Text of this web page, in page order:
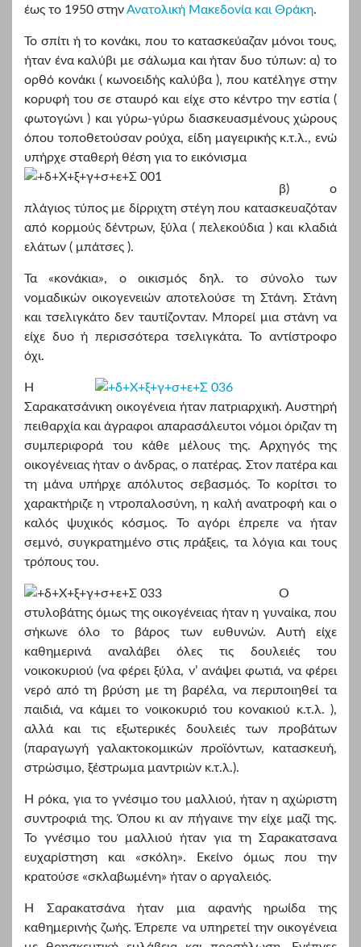
έως το 1950 στηνΑνατολική Μακεδονία και Θράκη.
Το σπίτι ή το κονάκι, που το κατασκεύαζαν μόνοι τους,
ήταν ένα καλύβι με σάλωμα και ήταν δυο τύπων: α) το
ορθό κονάκι ( κωνοειδής καλύβα ), που κατέληγε στην
κορυφή του σε σταυρό και είχε στο κέντρο την εστία (
φωτογώνι ) και γύρω-γύρω διασκευασμένους χώρους
όπου τοποθετούσαν ρούχα, είδη μαγειρικής κ.τ.λ., ενώ
υπήρχε σταθερή θέση για το εικόνισμα
β) ο
πλάγιος τύπος με δίρριχτη στέγη που κατασκευαζόταν
από κορμούς δέντρων, ξύλα ( πελεκούδια ) και κλαδιά
ελάτων ( μπάτσες ).
Τα «κονάκια», ο οικισμός δηλ. το σύνολο των
νομαδικών οικογενειών αποτελούσε τη Στάνη. Στάνη
και τσελιγκάτο δεν ταυτίζονταν. Μπορεί μια στάνη να
είχε δυο ή περισσότερα τσελιγκάτα. Το αντίστροφο
όχι.
Η
Σαρακατσάνικη οικογένεια ήταν πατριαρχική. Αυστηρή
πειθαρχία και άγραφοι απαρασάλευτοι νόμοι όριζαν τη
συμπεριφορά του κάθε μέλους της. Αρχηγός της
οικογένειας ήταν ο άνδρας, ο πατέρας. Στον πατέρα και
τη μάνα υπήρχε απόλυτος σεβασμός. Το κορίτσι το
χαρακτήριζε η ντροπαλοσύνη, η καλή ανατροφή και ο
καλός ψυχικός κόσμος. Το αγόρι έπρεπε να ήταν
σεμνό, συγκρατημένο στις πράξεις, τα λόγια και τους
τρόπους του.
Ο
στυλοβάτης όμως της οικογένειας ήταν η γυναίκα, που
σήκωνε όλο το βάρος των ευθυνών. Αυτή είχε
καθημερινά αναλάβει όλες τις δουλειές του
νοικοκυριού (να φέρει ξύλα, ν’ ανάψει φωτιά, να φέρει
νερό από τη βρύση με τη βαρέλα, να περιποιηθεί τα
παιδιά, να κάμει το νοικοκυριό του κονακιού κ.τ.λ. ),
αλλά και τις εξωτερικές δουλειές των προβάτων
(παραγωγή γαλακτοκομικών προϊόντων, κατασκευή,
στρώσιμο, ξέστρωμα μαντριών κ.τ.λ.).
Η ρόκα, για το γνέσιμο του μαλλιού, ήταν η αχώριστη
συντροφιά της. Όπου κι αν πήγαινε την είχε μαζί της.
Το γνέσιμο του μαλλιού ήταν για τη Σαρακατσανα
ευχαρίστηση και «σκόλη». Εκείνο όμως που την
κρατούσε «σκλαβωμένη» ήταν ο αργαλειός.
Η Σαρακατσάνα ήταν μια αφανής ηρωίδα της
καθημερινής ζωής. Έπρεπε να υπηρετεί την οικογένεια